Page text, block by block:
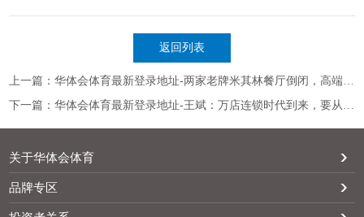
返回列表
上一篇：华体会体育最新登录地址-两家老牌米其林餐厅倒闭，高端精致餐饮亟待转型
下一篇：华体会体育最新登录地址-王斌：万店连锁时代到来，要从“餐饮认知效率”中锚定利润新蓝海
关于华体会体育
品牌专区